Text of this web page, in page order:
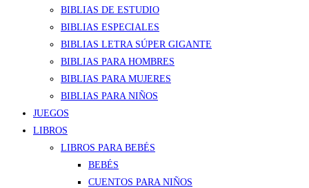
BIBLIAS DE ESTUDIO
BIBLIAS ESPECIALES
BIBLIAS LETRA SÚPER GIGANTE
BIBLIAS PARA HOMBRES
BIBLIAS PARA MUJERES
BIBLIAS PARA NIÑOS
JUEGOS
LIBROS
LIBROS PARA BEBÉS
BEBÉS
CUENTOS PARA NIÑOS